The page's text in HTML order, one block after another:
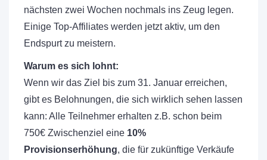
nächsten zwei Wochen nochmals ins Zeug legen.
Einige Top-Affiliates werden jetzt aktiv, um den
Endspurt zu meistern.
Warum es sich lohnt:
Wenn wir das Ziel bis zum 31. Januar erreichen,
gibt es Belohnungen, die sich wirklich sehen lassen
kann: Alle Teilnehmer erhalten z.B. schon beim
750€ Zwischenziel eine 10%
Provisionserhöhung, die für zukünftige Verkäufe